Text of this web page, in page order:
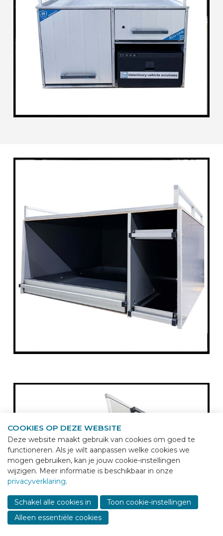
COOKIES OP DEZE WEBSITE
Deze website maakt gebruik van cookies om goed te
functioneren. Als je wilt aanpassen welke cookies we
mogen gebruiken, kan je jouw cookie-instellingen
wijzigen. Meer informatie is beschikbaar in onze
privacyverklaring.
Schakel alle cookies in
Toon cookie-instellingen
Alleen essentiële cookies